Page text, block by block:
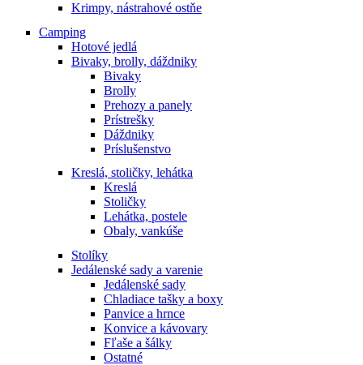
Krimpy, nástrahové ostňe
Camping
Hotové jedlá
Bivaky, brolly, dáždniky
Bivaky
Brolly
Prehozy a panely
Prístrešky
Dáždniky
Príslušenstvo
Kreslá, stoličky, lehátka
Kreslá
Stoličky
Lehátka, postele
Obaly, vankúše
Stolíky
Jedálenské sady a varenie
Jedálenské sady
Chladiace tašky a boxy
Panvice a hrnce
Konvice a kávovary
Fľaše a šálky
Ostatné